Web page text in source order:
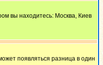
вы находитесь: Москва, Киев
появляться разница в один